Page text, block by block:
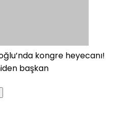
kongre heyecanı!
başkan